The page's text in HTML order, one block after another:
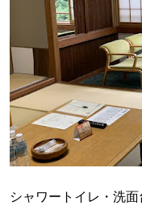
シャワートイレ・洗